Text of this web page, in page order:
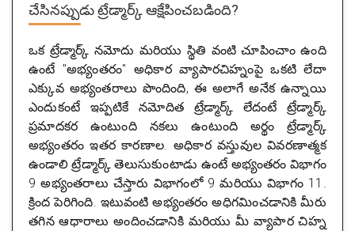
చేసినప్పుడు ట్రేడ్మార్క్ ఆక్షేపించబడింది?
ఒక ట్రేడ్మార్క్ నమోదు మరియు స్థితి వంటి చూపించాం ఉంది
ఉంటే "అభ్యంతరం" అధికార వ్యాపారచిహ్నంపై ఒకటి లేదా
ఎక్కువ అభ్యంతరాలు పొందింది, ఈ అలాగే అనేక ఉన్నాయి
ఎందుకంటే ఇప్పటికే నమోదిత ట్రేడ్మార్క్ లేదంటే ట్రేడ్మార్క్
ప్రమాదకర ఉంటుంది నకలు ఉంటుంది అర్థం ట్రేడ్మార్క్
అభ్యంతరం ఇతర కారణాల. అధికార వస్తువుల వివరణాత్మక
ఉండాలి ట్రేడ్మార్క్ తెలుసుకుంటాడు ఉంటే అభ్యంతరం విభాగం
9 అభ్యంతరాలు చేస్తారు విభాగంలో 9 మరియు విభాగం 11.
క్రింద పెరిగింది. ఇటువంటి అభ్యంతరం అధిగమించడానికి మీరు
తగిన ఆధారాలు అందించడానికి మరియు మీ వ్యాపార చిహ్న